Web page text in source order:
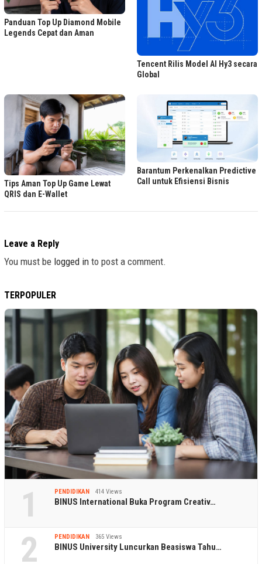
Panduan Top Up Diamond Mobile
Legends Cepat dan Aman
Tencent Rilis Model AI Hy3 secara
Global
Tips Aman Top Up Game Lewat
QRIS dan E-Wallet
Barantum Perkenalkan Predictive
Call untuk Efisiensi Bisnis
Leave a Reply
You must be logged in to post a comment.
TERPOPULER
1 PENDIDIKAN 414 Views
BINUS International Buka Program Creativ…
2 PENDIDIKAN 365 Views
BINUS University Luncurkan Beasiswa Tahu…